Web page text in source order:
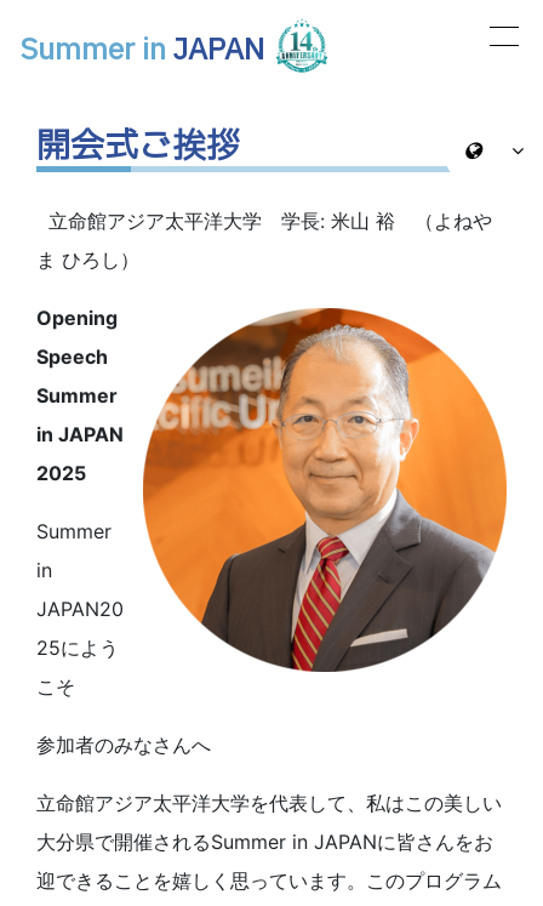
メインナビゲーション
Summer inJAPAN
開会式ご挨拶
立命館アジア太平洋大学 学長: 米山 裕 （よねや
ま ひろし）
Opening
Speech
Summer
in JAPAN
2025
Summer
in
JAPAN20
25によう
こそ
参加者のみなさんへ
立命館アジア太平洋大学を代表して、私はこの美しい
大分県で開催されるSummer in JAPANに皆さんをお
迎できることを嬉しく思っています。このプログラム